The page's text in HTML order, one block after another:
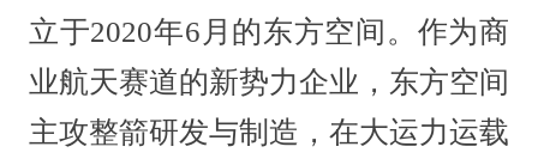
立于2020年6月的东方空间。作为商
业航天赛道的新势力企业，东方空间
主攻整箭研发与制造，在大运力运载